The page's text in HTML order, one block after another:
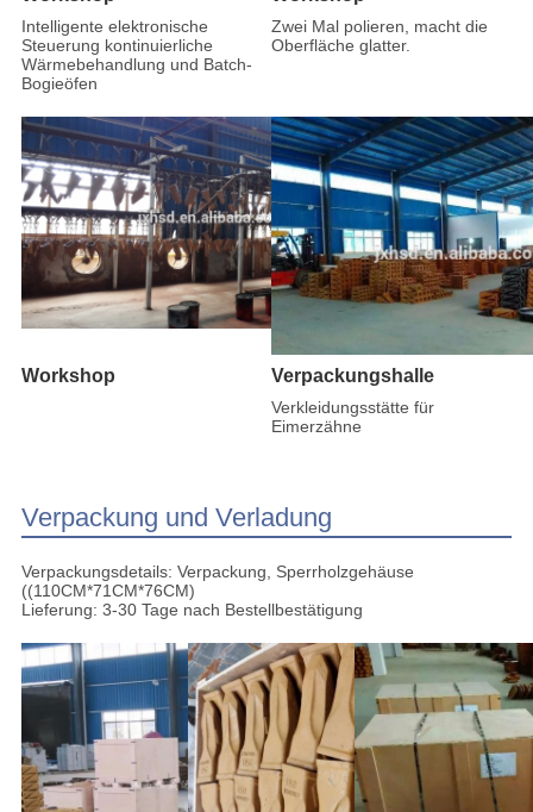
Intelligente elektronische
Steuerung kontinuierliche
Wärmebehandlung und Batch-
Bogieöfen
Zwei Mal polieren, macht die
Oberfläche glatter.
Workshop Verpackungshalle
Verkleidungsstätte für
Eimerzähne
Verpackung und Verladung
Verpackungsdetails: Verpackung, Sperrholzgehäuse
((110CM*71CM*76CM)
Lieferung: 3-30 Tage nach Bestellbestätigung